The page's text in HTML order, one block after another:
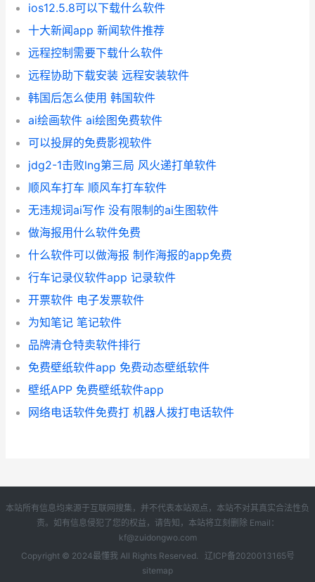
ios12.5.8可以下载什么软件
十大新闻app 新闻软件推荐
远程控制需要下载什么软件
远程协助下载安装 远程安装软件
韩国后怎么使用 韩国软件
ai绘画软件 ai绘图免费软件
可以投屏的免费影视软件
jdg2-1击败lng第三局 风火递打单软件
顺风车打车 顺风车打车软件
无违规词ai写作 没有限制的ai生图软件
做海报用什么软件免费
什么软件可以做海报 制作海报的app免费
行车记录仪软件app 记录软件
开票软件 电子发票软件
为知笔记 笔记软件
品牌清仓特卖软件排行
免费壁纸软件app 免费动态壁纸软件
壁纸APP 免费壁纸软件app
网络电话软件免费打 机器人拨打电话软件
本站所有信息均来源于互联网搜集，并不代表本站观点，本站不对其真实合法性负
责。如有信息侵犯了您的权益，请告知，本站将立刻删除 Email：
kf@zuidongwo.com
Copyright © 2024最懂我All Rights Reserved. 辽ICP备2020013165号
sitemap